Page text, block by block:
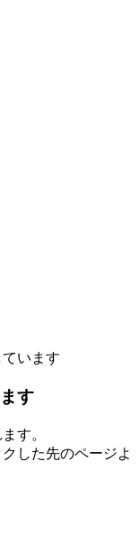
います
す
す。
した先のページよ